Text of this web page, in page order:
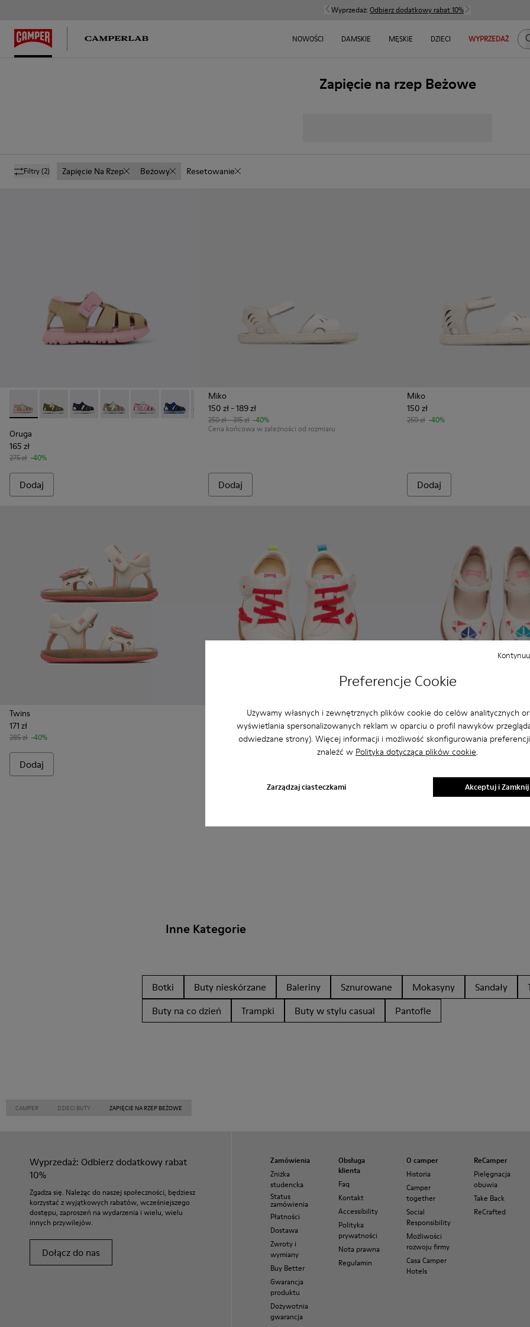
Preferencje Cookie
Używamy własnych i zewnętrznych plików cookie do celów analitycznych
wyświetlania spersonalizowanych reklam w oparciu o profil nawyków
odwiedzane strony). Więcej informacji i możliwość skonfigurowania
znaleźć w Polityka dotycząca plików cookie.
Zarządzaj ciasteczkami Akceptuj i Zamknij
Wyprzedaż: Odbierz dodatkowy rabat 10%
NOWOŚCI DAMSKIE MĘSKIE DZIECI WYPRZEDAŻ
Zapięcie na rzep Beżowe
Filtry(2) Zapięcie Na Rzep Beżowy Resetowanie
Oruga - K800489-014 - Wielokolorowe sandały dziecięce ze skóry i tkaniny.
Oruga - K800489-015
Oruga - K800489-013
Oruga - K800489-011
Oruga - K800489-010
Oruga - K800489-009
Oruga - K800489-005
Oruga - K800489-003
Oruga - K800489-001
Oruga
165 zł
275 zł -40%
Dodaj
Miko
150 zł - 189 zł
250 zł - 315 zł -40%
Cena końcowa w zależności od rozmiaru
Dodaj
Miko
150 zł
250 zł -40%
Dodaj
Twins
171 zł
285 zł -40%
Dodaj
Twins
245 zł
Inne Kategorie
Botki Buty nieskórzane Baleriny Sznurowane Mokasyny Sandały
Buty na co dzień
Trampki Buty w stylu casual Pantofle
CAMPER DZIECI BUTY ZAPIĘCIE NA RZEP BEŻOWE
Wyprzedaż: Odbierz dodatkowy rabat
10%
Zgadza się. Należąc do naszej społeczności, będziesz
korzystać z wyjątkowych rabatów, wcześniejszego
dostępu, zaproszeń na wydarzenia i wielu, wielu
innych przywilejów.
Dołącz do nas
Zamówienia
Zniżka
studencka
Status
zamówienia
Płatności
Dostawa
Zwroty i
wymiany
Buy Better
Gwarancja
produktu
Dożywotnia
gwarancja
Obsługa
klienta
Faq
Kontakt
Accessibility
Polityka
prywatności
Nota prawna
Regulamin
O camper
Historia
Camper
together
Social
Responsibility
Możliwości
rozwoju firmy
Casa Camper
Hotels
ReCamper
Pielęgnacja
obuwia
Take Back
ReCrafted